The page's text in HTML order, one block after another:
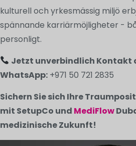
kulturell och yrkesmässig miljö
spännande karriärmöjligheter -
personligt.
Jetzt unverbindlich Kontakt
WhatsApp: +971 50 721 2835
Sichern Sie sich Ihre
mit SetupCo und MediFlow
medizinische Zukunft!